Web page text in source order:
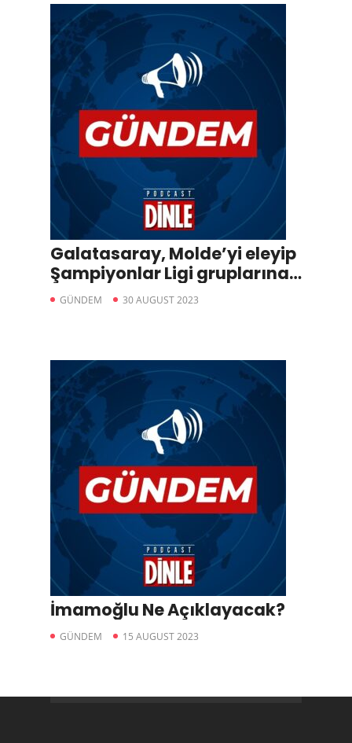
Galatasaray, Molde’yi eleyip
Şampiyonlar Ligi gruplarına
kaldı: 2-1
GÜNDEM 30 AUGUST 2023
İmamoğlu Ne Açıklayacak?
GÜNDEM 15 AUGUST 2023